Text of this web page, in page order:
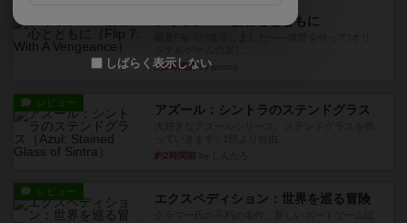
フリップ７：復讐心とともに
約1時間前by jurong
レビュー アズール：シントラのステンドグラス
約2時間前
レビュー エクスペディション：世界を巡る冒険
しばらく表示しない